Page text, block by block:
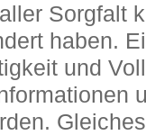
Sorgfalt
haben.
und